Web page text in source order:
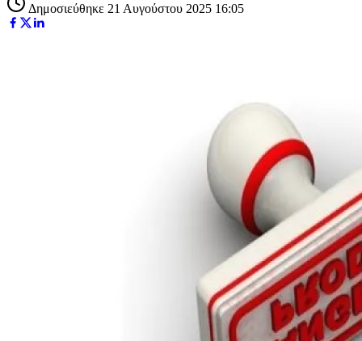
Δημοσιεύθηκε 21 Αυγούστου 2025 16:05